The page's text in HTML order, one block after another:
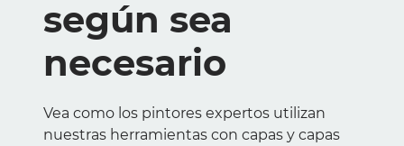
según sea
necesario
Vea como los pintores expertos utilizan
nuestras herramientas con capas y capas